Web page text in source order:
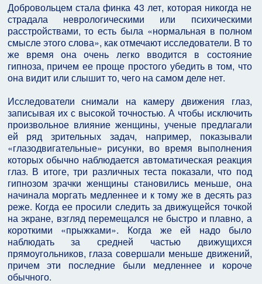
Добровольцем стала финка 43 лет, которая никогда не
страдала неврологическими или психическими
расстройствами, то есть была «нормальная в полном
смысле этого слова», как отмечают исследователи. В то
же время она очень легко вводится в состояние
гипноза, причем ее проще простого убедить в том, что
она видит или слышит то, чего на самом деле нет.
Исследователи снимали на камеру движения глаз,
записывая их с высокой точностью. А чтобы исключить
произвольное влияние женщины, ученые предлагали
ей ряд зрительных задач, например, показывали
«глазодвигательные» рисунки, во время выполнения
которых обычно наблюдается автоматическая реакция
глаз. В итоге, три различных теста показали, что под
гипнозом зрачки женщины становились меньше, она
начинала моргать медленнее и к тому же в десять раз
реже. Когда ее просили следить за движущейся точкой
на экране, взгляд перемещался не быстро и плавно, а
короткими «прыжками». Когда же ей надо было
наблюдать за средней частью движущихся
прямоугольников, глаза совершали меньше движений,
причем эти последние были медленнее и короче
обычного.